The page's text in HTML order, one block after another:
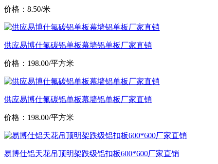
价格：8.50/米
供应易博仕氟碳铝单板幕墙铝单板厂家直销
价格：198.00/平方米
供应易博仕氟碳铝单板幕墙铝单板厂家直销
价格：198.00/平方米
易博仕铝天花吊顶明架跌级铝扣板600*600厂家直销